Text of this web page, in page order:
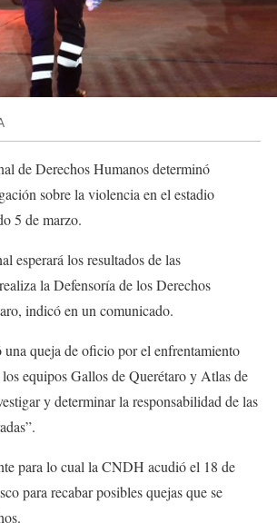
de Derechos Humanos determinó
sobre la violencia en el estadio
5 de marzo.
esperará los resultados de las
la Defensoría de los Derechos
indicó en un comunicado.
queja de oficio por el enfrentamiento
equipos Gallos de Querétaro y Atlas de
y determinar la responsabilidad de las
para lo cual la CNDH acudió el 18 de
para recabar posibles quejas que se